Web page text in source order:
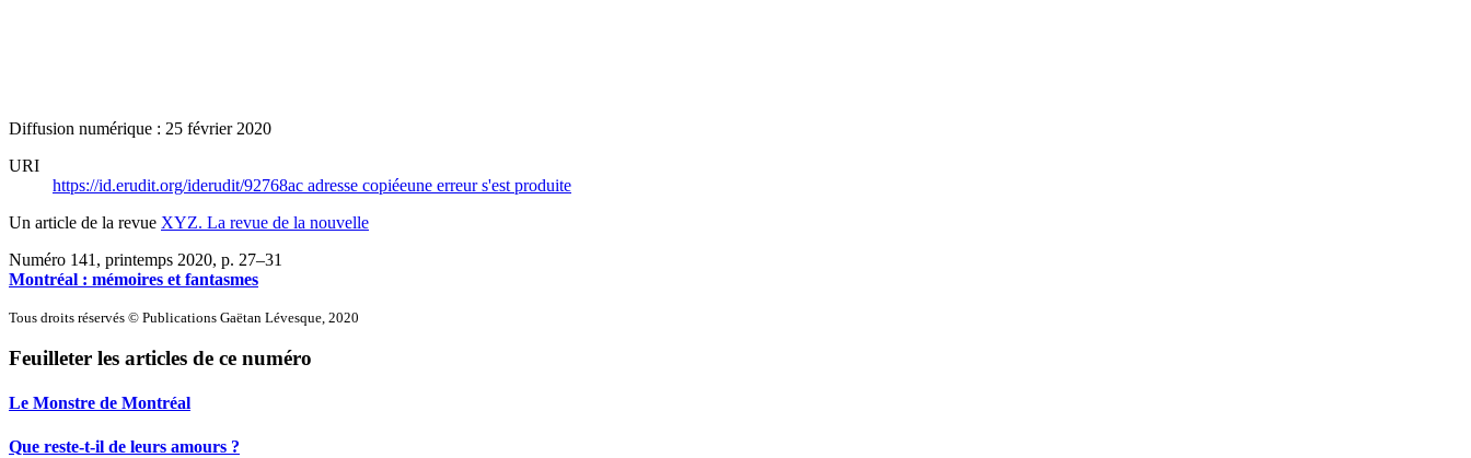
Diffusion numérique : 25 février 2020
URI
https://id.erudit.org/iderudit/92768ac adresse copiéeune erreur s'est produite
Un article de la revue XYZ. La revue de la nouvelle
Numéro 141, printemps 2020, p. 27–31
Montréal : mémoires et fantasmes
Tous droits réservés © Publications Gaëtan Lévesque, 2020
Feuilleter les articles de ce numéro
Le Monstre de Montréal
Que reste-t-il de leurs amours ?